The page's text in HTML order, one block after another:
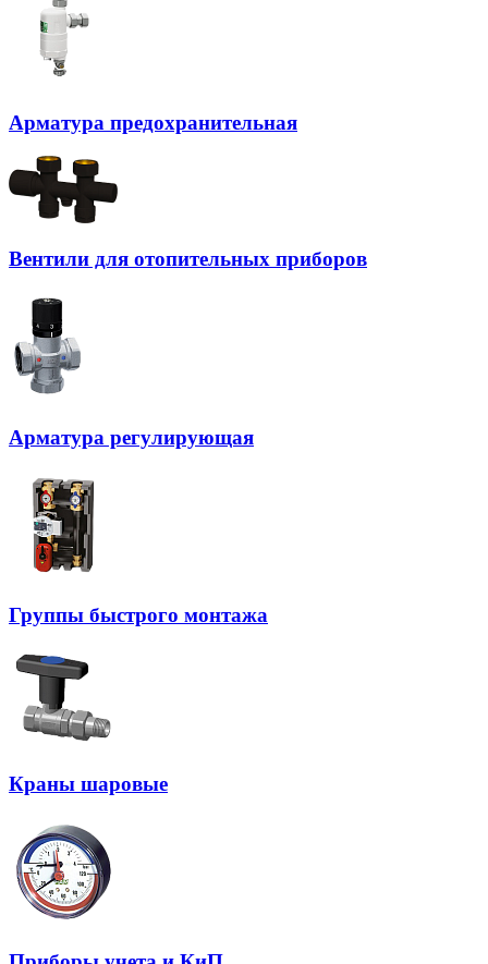
Арматура предохранительная
Вентили для отопительных приборов
Арматура регулирующая
Группы быстрого монтажа
Краны шаровые